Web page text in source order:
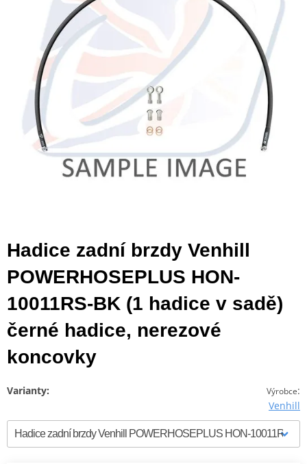
Hadice zadní brzdy Venhill
POWERHOSEPLUS HON-
10011RS-BK (1 hadice v sadě)
černé hadice, nerezové
koncovky
Výrobce:
Venhill
Varianty: